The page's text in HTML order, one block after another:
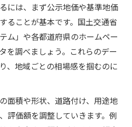
には、まず公示地価や基準地価
ることが基本です。国土交通省
ム」や各都道府県のホームペー
を調べましょう。これらのデー
、地域ごとの相場感を掴むのに
面積や形状、道路付け、用途地
評価額を調整していきます。例